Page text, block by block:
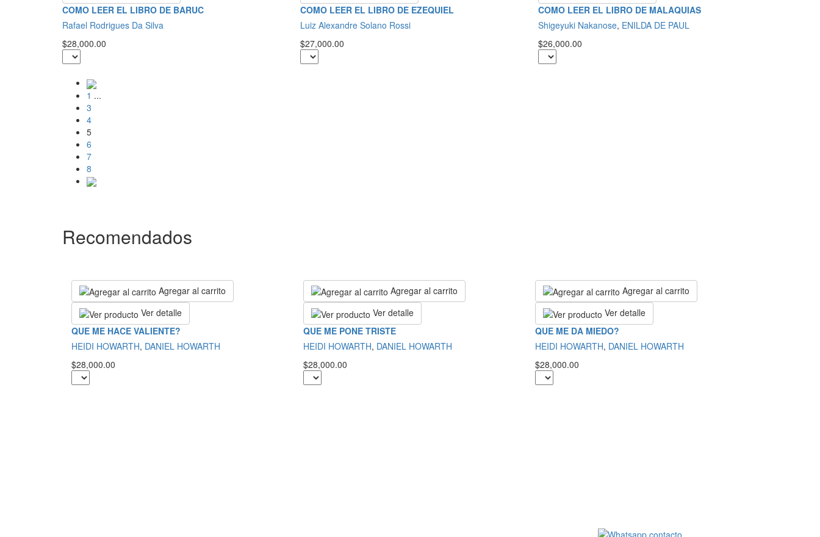
COMO LEER EL LIBRO DE BARUC
Rafael Rodrigues Da Silva
$28,000.00
COMO LEER EL LIBRO DE EZEQUIEL
Luiz Alexandre Solano Rossi
$27,000.00
COMO LEER EL LIBRO DE MALAQUIAS
Shigeyuki Nakanose, ENILDA DE PAUL
$26,000.00
1 ...
3
4
5
6
7
8
Recomendados
Agregar al carrito
Ver detalle
QUE ME HACE VALIENTE?
HEIDI HOWARTH, DANIEL HOWARTH
$28,000.00
Agregar al carrito
Ver detalle
QUE ME PONE TRISTE
HEIDI HOWARTH, DANIEL HOWARTH
$28,000.00
Agregar al carrito
Ver detalle
QUE ME DA MIEDO?
HEIDI HOWARTH, DANIEL HOWARTH
$28,000.00